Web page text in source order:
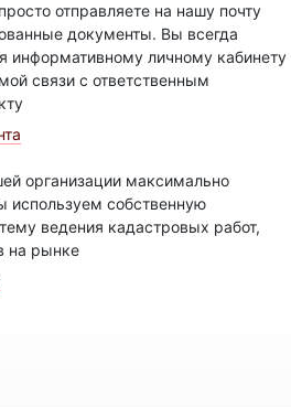
отправляете на нашу почту
документы. Вы всегда
информативному личному кабинету
связи с ответственным
организации максимально
используем собственную
ведения кадастровых работ,
на рынке